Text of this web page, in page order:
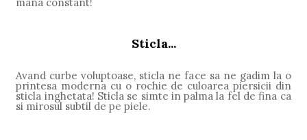
Sticla...
Avand curbe voluptoase, sticla ne face sa ne gadim la o
printesa moderna cu o rochie de culoarea piersicii din
sticla inghetata! Sticla se simte in palma la fel de fina ca
si mirosul subtil de pe piele.